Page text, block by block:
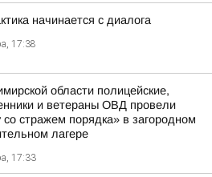
начинается с диалога
17:38
области полицейские,
и ветераны ОВД провели
со стражем порядка» в загородном
лагере
17:33